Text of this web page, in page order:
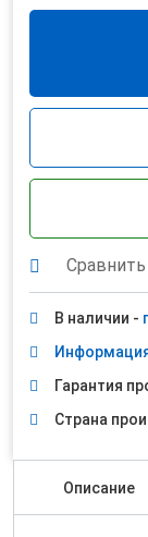
Сравнить
В наличии -
Гарантия
Страна
Описание